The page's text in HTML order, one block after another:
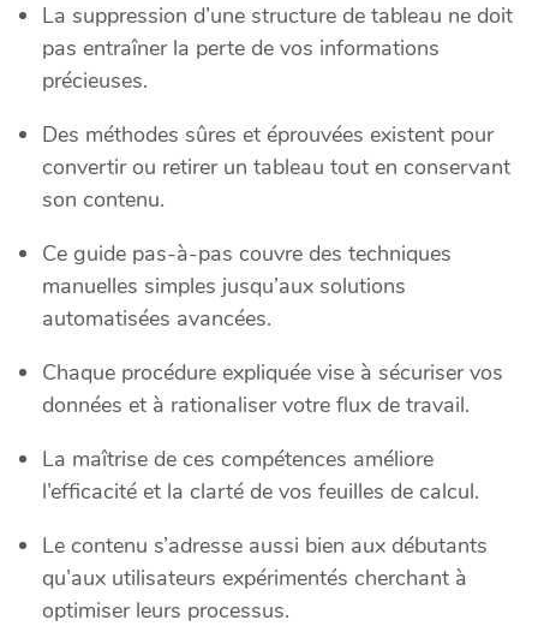
La suppression d’une structure de tableau ne doit
pas entraîner la perte de vos informations
précieuses.
Des méthodes sûres et éprouvées existent pour
convertir ou retirer un tableau tout en conservant
son contenu.
Ce guide pas-à-pas couvre des techniques
manuelles simples jusqu’aux solutions
automatisées avancées.
Chaque procédure expliquée vise à sécuriser vos
données et à rationaliser votre flux de travail.
La maîtrise de ces compétences améliore
l’efficacité et la clarté de vos feuilles de calcul.
Le contenu s’adresse aussi bien aux débutants
qu’aux utilisateurs expérimentés cherchant à
optimiser leurs processus.